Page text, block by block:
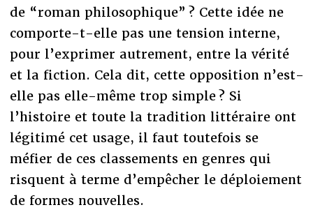
de “roman philosophique” ? Cette idée ne
comporte-t-elle pas une tension interne,
pour l’exprimer autrement, entre la vérité
et la fiction. Cela dit, cette opposition n’est-
elle pas elle-même trop simple ? Si
l’histoire et toute la tradition littéraire ont
légitimé cet usage, il faut toutefois se
méfier de ces classements en genres qui
risquent à terme d’empêcher le déploiement
de formes nouvelles.